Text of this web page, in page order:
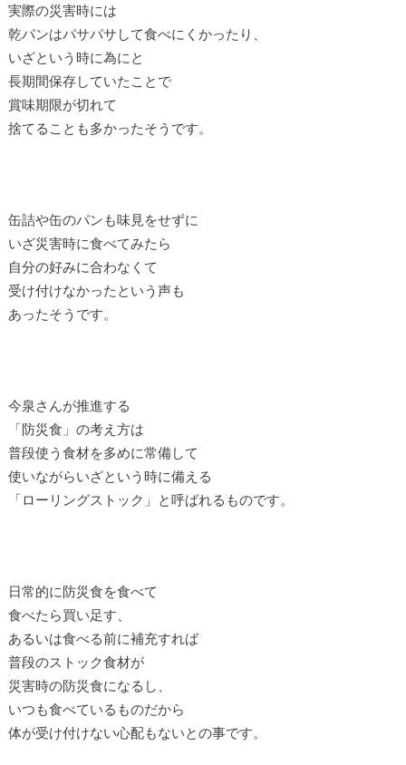
実際の災害時には
乾パンはパサパサして食べにくかったり、
いざという時に為にと
長期間保存していたことで
賞味期限が切れて
捨てることも多かったそうです。
缶詰や缶のパンも味見をせずに
いざ災害時に食べてみたら
自分の好みに合わなくて
受け付けなかったという声も
あったそうです。
今泉さんが推進する
「防災食」の考え方は
普段使う食材を多めに常備して
使いながらいざという時に備える
「ローリングストック」と呼ばれるものです。
日常的に防災食を食べて
食べたら買い足す、
あるいは食べる前に補充すれば
普段のストック食材が
災害時の防災食になるし、
いつも食べているものだから
体が受け付けない心配もないとの事です。